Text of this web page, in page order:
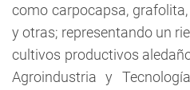
como carpocapsa,
y otras; representando un
cultivos productivos
Agroindustria y